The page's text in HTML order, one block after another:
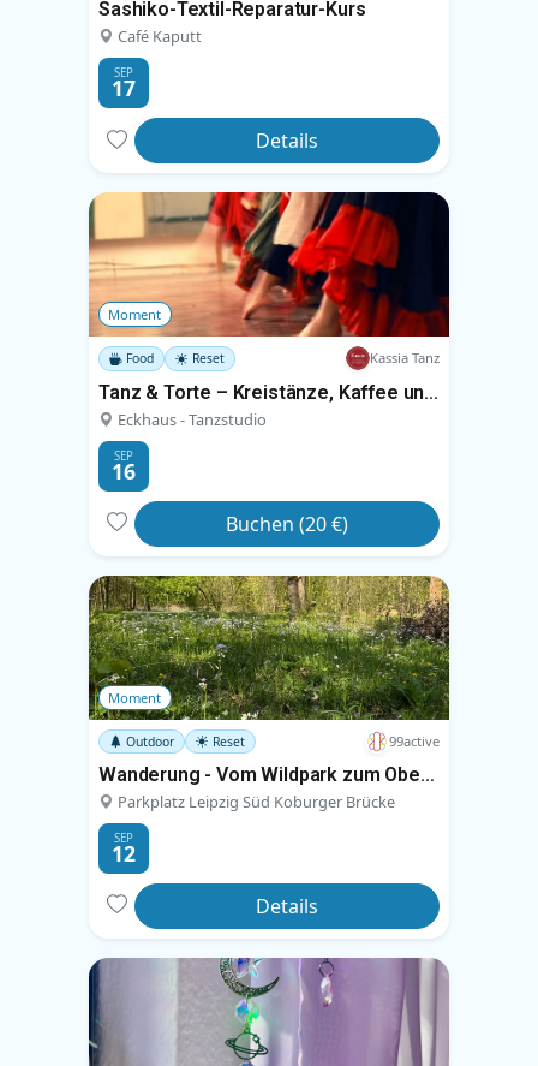
Sashiko-Textil-Reparatur-Kurs
Café Kaputt
SEP
17
Details
Moment
Food Reset Kassia Tanz
Tanz & Torte – Kreistänze, Kaffee und Kuchen
Eckhaus - Tanzstudio
SEP
16
Buchen (20 €)
Moment
Outdoor Reset 99active
Wanderung - Vom Wildpark zum Oberholz
Parkplatz Leipzig Süd Koburger Brücke
SEP
12
Details